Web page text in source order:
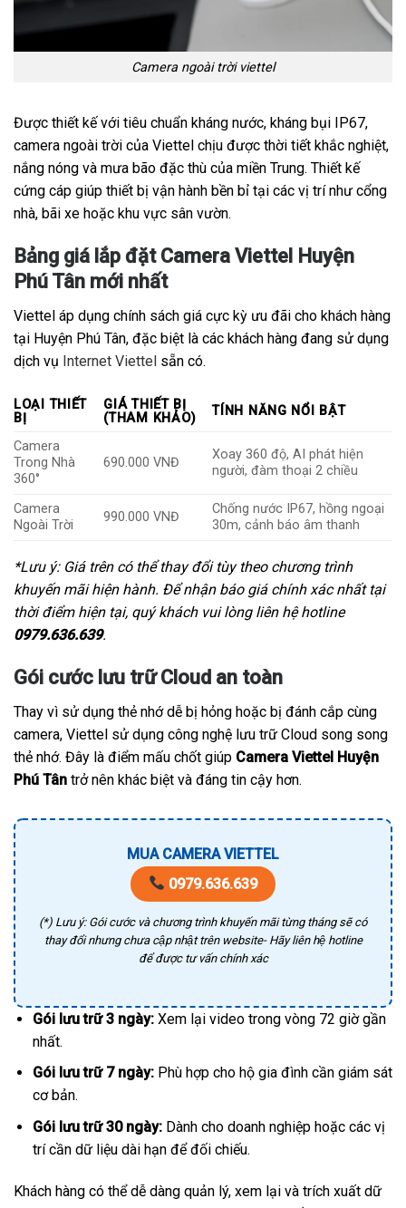
Camera ngoài trời viettel
Được thiết kế với tiêu chuẩn kháng nước, kháng bụi IP67,
camera ngoài trời của Viettel chịu được thời tiết khắc nghiệt,
nắng nóng và mưa bão đặc thù của miền Trung. Thiết kế
cứng cáp giúp thiết bị vận hành bền bỉ tại các vị trí như cổng
nhà, bãi xe hoặc khu vực sân vườn.
Bảng giá lắp đặt Camera Viettel Huyện
Phú Tân mới nhất
Viettel áp dụng chính sách giá cực kỳ ưu đãi cho khách hàng
tại Huyện Phú Tân, đặc biệt là các khách hàng đang sử dụng
dịch vụ Internet Viettel sẵn có.
LOẠI THIẾT
BỊ
GIÁ THIẾT BỊ
(THAM KHẢO)
TÍNH NĂNG NỔI BẬT
Camera
Trong Nhà
360°
690.000 VNĐ
Xoay 360 độ, AI phát hiện
người, đàm thoại 2 chiều
Camera
Ngoài Trời
990.000 VNĐ
Chống nước IP67, hồng ngoại
30m, cảnh báo âm thanh
*Lưu ý: Giá trên có thể thay đổi tùy theo chương trình
khuyến mãi hiện hành. Để nhận báo giá chính xác nhất tại
thời điểm hiện tại, quý khách vui lòng liên hệ hotline
0979.636.639.
Gói cước lưu trữ Cloud an toàn
Thay vì sử dụng thẻ nhớ dễ bị hỏng hoặc bị đánh cắp cùng
camera, Viettel sử dụng công nghệ lưu trữ Cloud song song
thẻ nhớ. Đây là điểm mấu chốt giúp Camera Viettel Huyện
Phú Tân trở nên khác biệt và đáng tin cậy hơn.
MUA CAMERA VIETTEL
0979.636.639
(*) Lưu ý: Gói cước và chương trình khuyến mãi từng tháng sẽ có
thay đổi nhưng chưa cập nhật trên website- Hãy liên hệ hotline
để được tư vấn chính xác
Gói lưu trữ 3 ngày:Xem lại video trong vòng 72 giờ gần
nhất.
Gói lưu trữ 7 ngày:Phù hợp cho hộ gia đình cần giám sát
cơ bản.
Gói lưu trữ 30 ngày:Dành cho doanh nghiệp hoặc các vị
trí cần dữ liệu dài hạn để đối chiếu.
Khách hàng có thể dễ dàng quản lý, xem lại và trích xuất dữ